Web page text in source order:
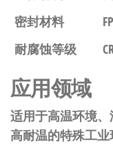
密封材料
耐腐蚀等级
应用领域
适用于高温环境
高耐温的特殊工业